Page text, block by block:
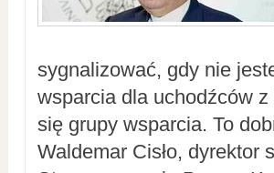
sygnalizować, gdy nie
wsparcia dla uchodźców
się grupy wsparcia. To
Waldemar Cisło, dyrektor